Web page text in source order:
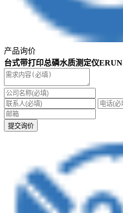
产品询价
台式带打印总磷水质测定仪